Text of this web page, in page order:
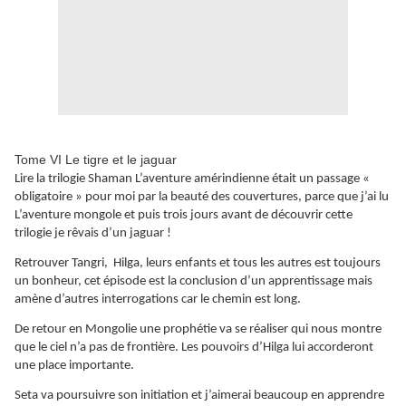
Tome VI Le tigre et le jaguar
Lire la trilogie Shaman L’aventure amérindienne était un passage «
obligatoire » pour moi par la beauté des couvertures, parce que j’ai lu
L’aventure mongole et puis trois jours avant de découvrir cette
trilogie je rêvais d’un jaguar !
Retrouver Tangri, Hilga, leurs enfants et tous les autres est toujours
un bonheur, cet épisode est la conclusion d’un apprentissage mais
amène d’autres interrogations car le chemin est long.
De retour en Mongolie une prophétie va se réaliser qui nous montre
que le ciel n’a pas de frontière. Les pouvoirs d’Hilga lui accorderont
une place importante.
Seta va poursuivre son initiation et j’aimerai beaucoup en apprendre